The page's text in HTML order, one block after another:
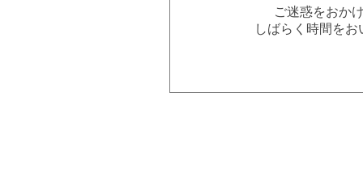
ご迷惑をおか
しばらく時間を